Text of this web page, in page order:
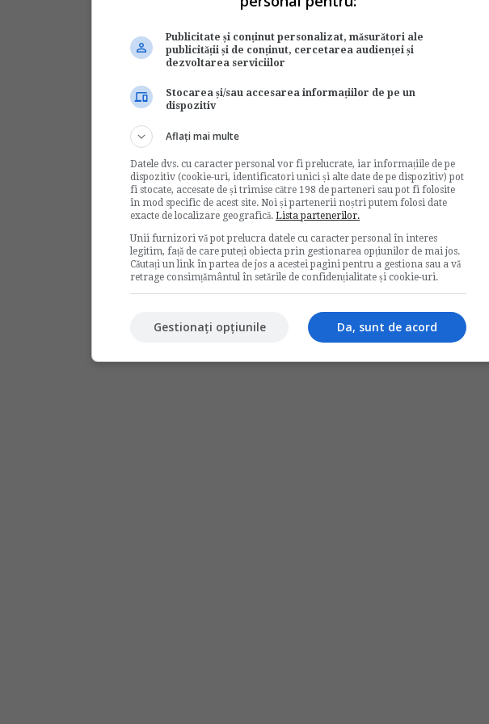
Publicitate și conținut personalizat, măsurători ale
publicității și de conținut, cercetarea audienței și
dezvoltarea serviciilor
Stocarea și/sau accesarea informațiilor de pe un
dispozitiv
Aflați mai multe
Datele dvs. cu caracter personal vor fi prelucrate, iar informațiile de pe
dispozitiv (cookie-uri, identificatori unici și alte date de pe dispozitiv) pot
fi stocate, accesate de și trimise către 198 de parteneri sau pot fi folosite
în mod specific de acest site. Noi și partenerii noștri putem folosi date
exacte de localizare geografică. Lista partenerilor.
Unii furnizori vă pot prelucra datele cu caracter personal în interes
legitim, față de care puteți obiecta prin gestionarea opțiunilor de mai jos.
Căutați un link în partea de jos a acestei pagini pentru a gestiona sau a vă
retrage consimțământul în setările de confidențialitate și cookie-uri.
Da, sunt de acord
Gestionați opțiunile